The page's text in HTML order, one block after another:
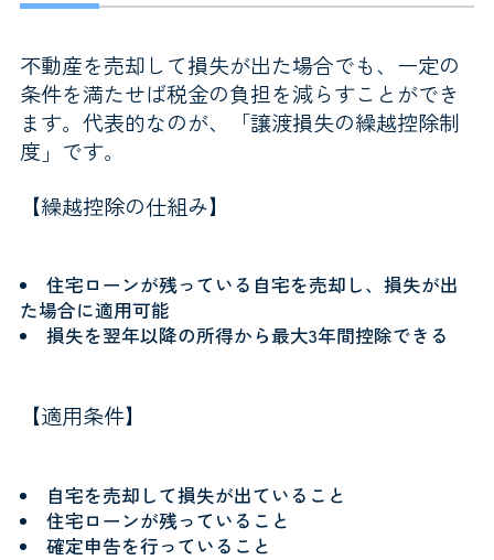
不動産を売却して損失が出た場合でも、一定の
条件を満たせば税金の負担を減らすことができ
ます。代表的なのが、「譲渡損失の繰越控除制
度」です。
【繰越控除の仕組み】
住宅ローンが残っている自宅を売却し、損失が出
た場合に適用可能
損失を翌年以降の所得から最大3年間控除できる
【適用条件】
自宅を売却して損失が出ていること
住宅ローンが残っていること
確定申告を行っていること